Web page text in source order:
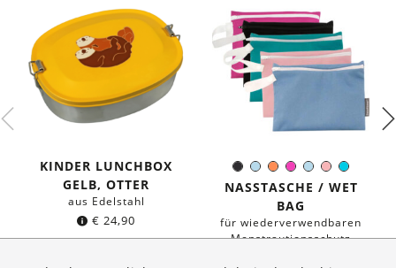
KINDER LUNCHBOX
GELB, OTTER
aus Edelstahl
€ 24,90
Schwarz
Hellblau
Orange
PinkHellblau
RosaTürkis
Farbe:
NASSTASCHE / WET
BAG
für wiederverwendbaren
Menstrautionsschutz